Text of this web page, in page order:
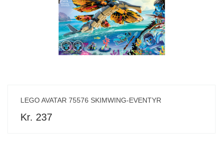
LEGO AVATAR 75576 SKIMWING-EVENTYR
Kr. 237